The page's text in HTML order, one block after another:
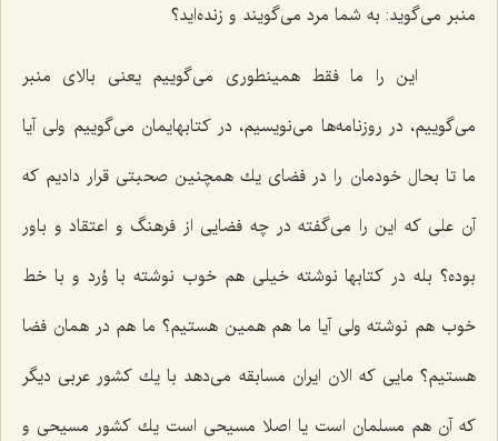
منبر می‌گوید: به شما مرد می‌گویند و زنده‌اید؟
این را ما فقط همینطوری می‌گوییم یعنی بالای منبر
می‌گوییم، در روزنامه‌ها می‌نویسیم، در كتابهایمان می‌گوییم ولی آیا
ما تا بحال خودمان را در فضای یك همچنین صحبتی قرار دادیم كه
آن علی كه این را می‌گفته در چه فضایی از فرهنگ و اعتقاد و باور
بوده؟ بله در كتابها نوشته خیلی هم خوب نوشته با وُرد و با خط
خوب هم نوشته ولی آیا ما هم همین هستیم؟ ما هم در همان فضا
هستیم؟ مایی كه الان ایران مسابقه می‌دهد با یك كشور عربی دیگر
كه آن هم مسلمان است یا اصلا مسیحی است یك كشور مسیحی و